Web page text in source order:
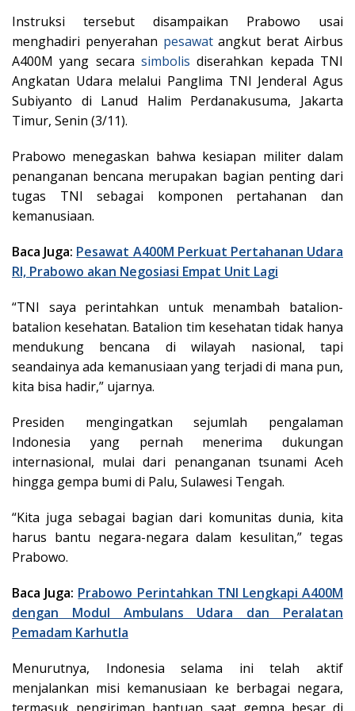
Instruksi tersebut disampaikan Prabowo usai
menghadiri penyerahan pesawatangkut berat Airbus
A400M yang secara simbolis diserahkan kepada TNI
Angkatan Udara melalui Panglima TNI Jenderal Agus
Subiyanto di Lanud Halim Perdanakusuma, Jakarta
Timur, Senin (3/11).
Prabowo menegaskan bahwa kesiapan militer dalam
penanganan bencana merupakan bagian penting dari
tugas TNI sebagai komponen pertahanan dan
kemanusiaan.
Baca Juga: Pesawat A400M Perkuat Pertahanan Udara
RI, Prabowo akan Negosiasi Empat Unit Lagi
“TNI saya perintahkan untuk menambah batalion-
batalion kesehatan. Batalion tim kesehatan tidak hanya
mendukung bencana di wilayah nasional, tapi
seandainya ada kemanusiaan yang terjadi di mana pun,
kita bisa hadir,” ujarnya.
Presiden mengingatkan sejumlah pengalaman
Indonesia yang pernah menerima dukungan
internasional, mulai dari penanganan tsunami Aceh
hingga gempa bumi di Palu, Sulawesi Tengah.
“Kita juga sebagai bagian dari komunitas dunia, kita
harus bantu negara-negara dalam kesulitan,” tegas
Prabowo.
Baca Juga: Prabowo Perintahkan TNI Lengkapi A400M
dengan Modul Ambulans Udara dan Peralatan
Pemadam Karhutla
Menurutnya, Indonesia selama ini telah aktif
menjalankan misi kemanusiaan ke berbagai negara,